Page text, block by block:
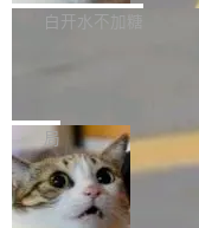
hwlib 硬件 API 库的一
改进方向的研究。她是
一在人才争夺战中失血
连失两员大将：Noam
新日志列出的 9.0 版本
er HE-AAC 960 解码
filter 添加 AMF Frame
_amf) filter SMPTE
通 ProRes RAW
白开水不加糖
Code 在 X 上发帖：「
tokens on August 1st.
on OpenCode Go.」
DeepSeek一天消耗了
局
NetBSD 11.0 正式发布
NetBSD 11.0 现已正式